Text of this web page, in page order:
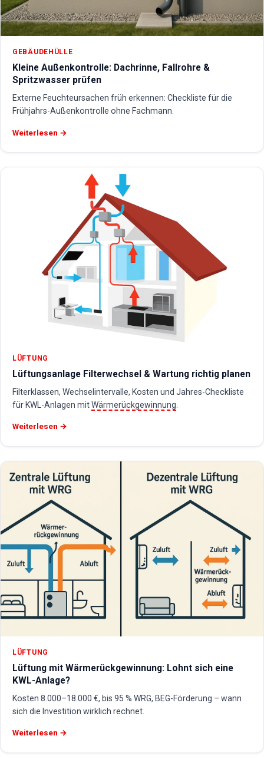
GEBÄUDEHÜLLE
Kleine Außenkontrolle: Dachrinne, Fallrohre &
Spritzwasser prüfen
Externe Feuchteursachen früh erkennen: Checkliste für die
Frühjahrs-Außenkontrolle ohne Fachmann.
Weiterlesen →
LÜFTUNG
Lüftungsanlage Filterwechsel & Wartung richtig planen
Filterklassen, Wechselintervalle, Kosten und Jahres-Checkliste
für KWL-Anlagen mitWärmerückgewinnung
Weiterlesen →
LÜFTUNG
Lüftung mit Wärmerückgewinnung: Lohnt sich eine
KWL-Anlage?
Kosten 8.000–18.000 €, bis 95 % WRG, BEG-Förderung – wann
sich die Investition wirklich rechnet.
Weiterlesen →